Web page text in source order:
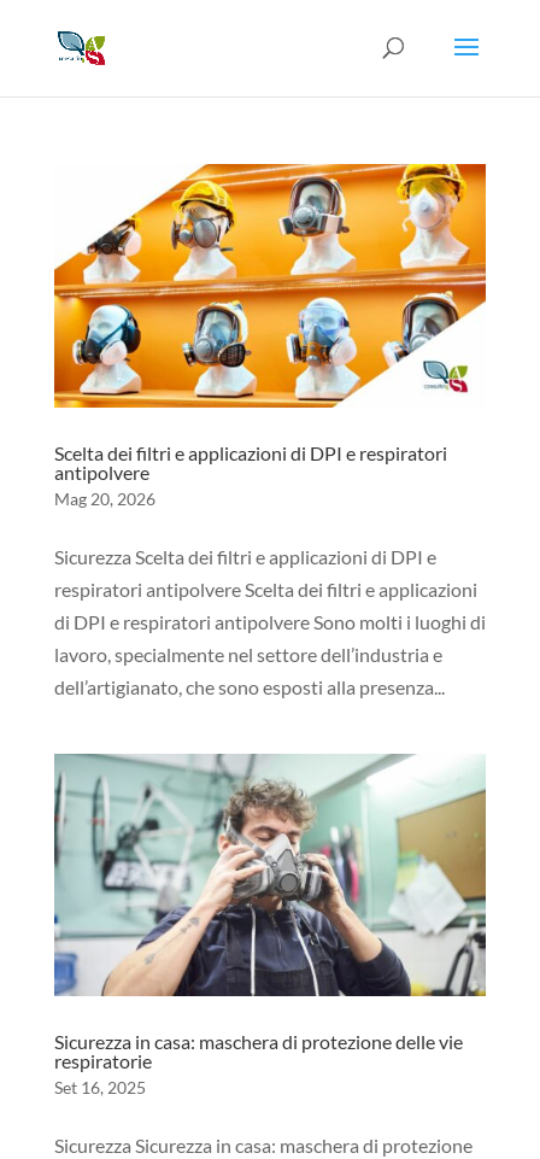
Scelta dei filtri e applicazioni di DPI e respiratori
antipolvere
Mag 20, 2026
Sicurezza Scelta dei filtri e applicazioni di DPI e
respiratori antipolvere Scelta dei filtri e applicazioni
di DPI e respiratori antipolvere Sono molti i luoghi di
lavoro, specialmente nel settore dell’industria e
dell’artigianato, che sono esposti alla presenza...
Sicurezza in casa: maschera di protezione delle vie
respiratorie
Set 16, 2025
Sicurezza Sicurezza in casa: maschera di protezione